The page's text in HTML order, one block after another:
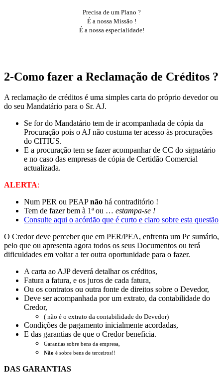
Precisa de um Plano ?
É a nossa Missão !
É a nossa especialidade!
2-Como fazer a Reclamação de Créditos ?
A reclamação de créditos é uma simples carta do próprio devedor ou
do seu Mandatário para o Sr. AJ.
Se for do Mandatário tem de ir acompanhada de cópia da
Procuração pois o AJ não costuma ter acesso às procurações
do CITIUS.
E a procuração tem se fazer acompanhar de CC do signatário
e no caso das empresas de cópia de Certidão Comercial
actualizada.
ALERTA:
Num PER ou PEAPnão há contraditório !
Tem de fazer bem à 1ª ou … estampa-se !
Consulte aqui o acórdão que é curto e claro sobre esta questão
O Credor deve perceber que em PER/PEA, enfrenta um Pc sumário,
pelo que ou apresenta agora todos os seus Documentos ou terá
dificuldades em voltar a ter outra oportunidade para o fazer.
A carta ao AJP deverá detalhar os créditos,
Fatura a fatura, e os juros de cada fatura,
Ou os contratos ou outra fonte de direitos sobre o Devedor,
Deve ser acompanhada por um extrato, da contabilidade do
Credor,
( não é o extrato da contabilidade do Devedor)
Condições de pagamento inicialmente acordadas,
E das garantias de que o Credor beneficia.
Garantias sobre bens da empresa,
Não é sobre bens de terceiros!!
DAS GARANTIAS